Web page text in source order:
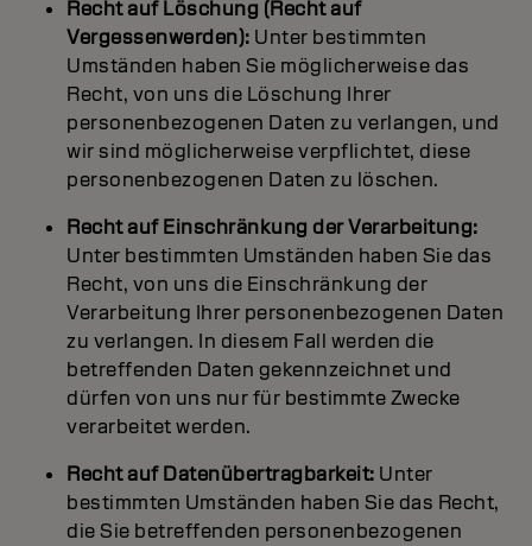
Recht auf Löschung (Recht auf
Vergessenwerden): Unter bestimmten
Umständen haben Sie möglicherweise das
Recht, von uns die Löschung Ihrer
personenbezogenen Daten zu verlangen, und
wir sind möglicherweise verpflichtet, diese
personenbezogenen Daten zu löschen.
Recht auf Einschränkung der Verarbeitung:
Unter bestimmten Umständen haben Sie das
Recht, von uns die Einschränkung der
Verarbeitung Ihrer personenbezogenen Daten
zu verlangen. In diesem Fall werden die
betreffenden Daten gekennzeichnet und
dürfen von uns nur für bestimmte Zwecke
verarbeitet werden.
Recht auf Datenübertragbarkeit: Unter
bestimmten Umständen haben Sie das Recht,
die Sie betreffenden personenbezogenen